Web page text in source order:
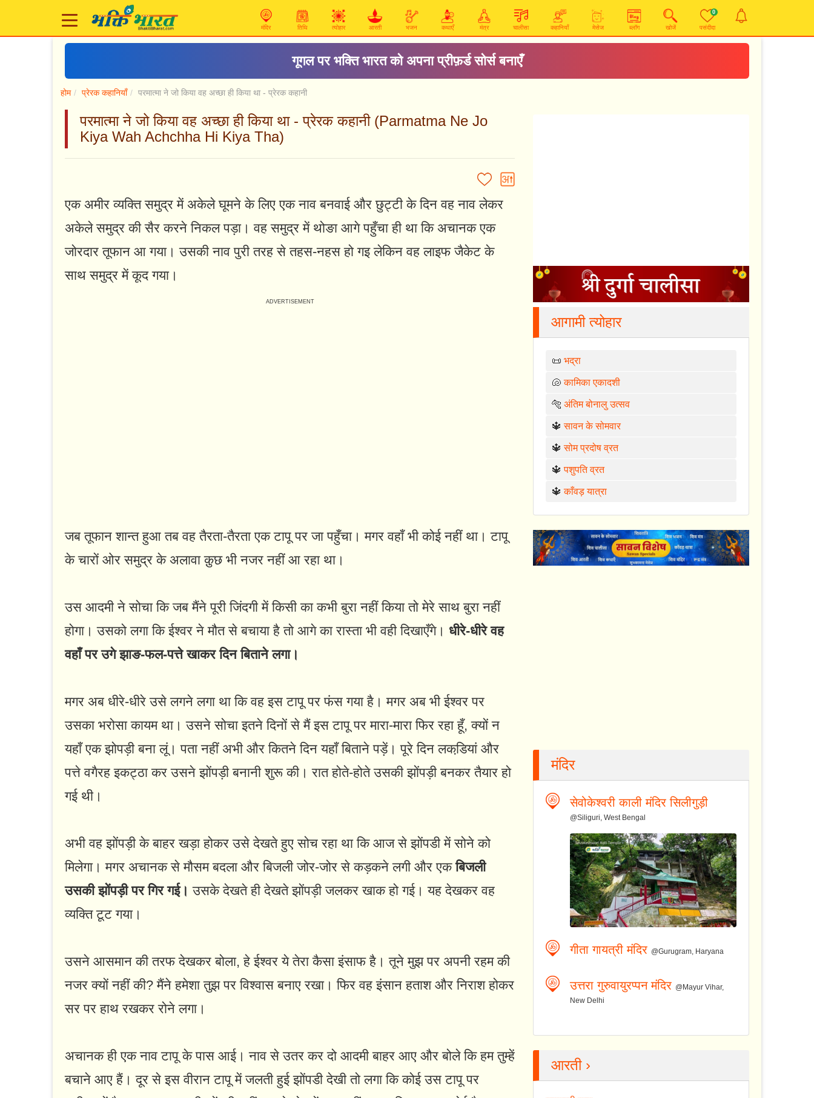
मंदिर तिथि त्योहार आरती भजन कथाएँ मंत्र चालीसा कहानियाँ मेसेज ब्लॉग खोजें
0
पसंदीदा
गूगल पर भक्ति भारत को अपना प्रीफ़र्ड सोर्स बनाएँ
होम प्रेरक कहानियाँ परमात्मा ने जो किया वह अच्छा ही किया था - प्रेरक कहानी
परमात्मा ने जो किया वह अच्छा ही किया था - प्रेरक कहानी (Parmatma Ne Jo
Kiya Wah Achchha Hi Kiya Tha)
एक अमीर व्यक्ति समुद्र में अकेले घूमने के लिए एक नाव बनवाई और छुट्टी के दिन वह नाव लेकर
अकेले समुद्र की सैर करने निकल पड़ा। वह समुद्र में थोङा आगे पहुँचा ही था कि अचानक एक
जोरदार तूफान आ गया। उसकी नाव पुरी तरह से तहस-नहस हो गइ लेकिन वह लाइफ जैकेट के
साथ समुद्र में कूद गया।
जब तूफान शान्त हुआ तब वह तैरता-तैरता एक टापू पर जा पहुँचा। मगर वहाँ भी कोई नहीं था। टापू
के चारों ओर समुद्र के अलावा क़ुछ भी नजर नहीं आ रहा था।
उस आदमी ने सोचा कि जब मैंने पूरी जिंदगी में किसी का कभी बुरा नहीं किया तो मेरे साथ बुरा नहीं
होगा। उसको लगा कि ईश्वर ने मौत से बचाया है तो आगे का रास्ता भी वही दिखाएँगे। धीरे-धीरे वह
वहाँ पर उगे झाङ-फल-पत्ते खाकर दिन बिताने लगा।
मगर अब धीरे-धीरे उसे लगने लगा था कि वह इस टापू पर फंस गया है। मगर अब भी ईश्वर पर
उसका भरोसा कायम था। उसने सोचा इतने दिनों से मैं इस टापू पर मारा-मारा फिर रहा हूँ, क्यों न
यहाँ एक झोपड़ी बना लूं। पता नहीं अभी और कितने दिन यहाँ बिताने पड़ें। पूरे दिन लकडि़यां और
पत्ते वगैरह इकट्ठा कर उसने झोंपड़ी बनानी शुरू की। रात होते-होते उसकी झोंपड़ी बनकर तैयार हो
गई थी।
अभी वह झोंपड़ी के बाहर खड़ा होकर उसे देखते हुए सोच रहा था कि आज से झोंपडी में सोने को
मिलेगा। मगर अचानक से मौसम बदला और बिजली जोर-जोर से कड़कने लगी और एकबिजली
उसकी झोंपड़ी पर गिर गई।उसके देखते ही देखते झोंपड़ी जलकर खाक हो गई। यह देखकर वह
व्यक्ति टूट गया।
उसने आसमान की तरफ देखकर बोला, हे ईश्वर ये तेरा कैसा इंसाफ है। तूने मुझ पर अपनी रहम की
नजर क्यों नहीं की? मैंने हमेशा तुझ पर विश्वास बनाए रखा। फिर वह इंसान हताश और निराश होकर
सर पर हाथ रखकर रोने लगा।
अचानक ही एक नाव टापू के पास आई। नाव से उतर कर दो आदमी बाहर आए और बोले कि हम तुम्हें
बचाने आए हैं। दूर से इस वीरान टापू में जलती हुई झोंपडी देखी तो लगा कि कोई उस टापू पर
आगामी त्योहार
📜भद्रा
🐚कामिका एकादशी
🐅अंतिम बोनालु उत्सव
🔱सावन के सोमवार
🔱सोम प्रदोष व्रत
🔱पशुपति व्रत
🔱काँवड़ यात्रा
मंदिर
सेवोकेश्वरी काली मंदिर सिलीगुड़ी
@Siliguri, West Bengal
गीता गायत्री मंदिर @Gurugram, Haryana
उत्तरा गुरुवायुरप्पन मंदिर @Mayur Vihar,
New Delhi
आरती ›